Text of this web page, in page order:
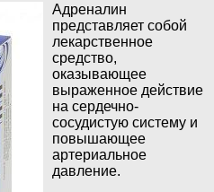
Адреналин
представляет собой
лекарственное
средство,
оказывающее
выраженное действие
на сердечно-
сосудистую систему и
повышающее
артериальное
давление.